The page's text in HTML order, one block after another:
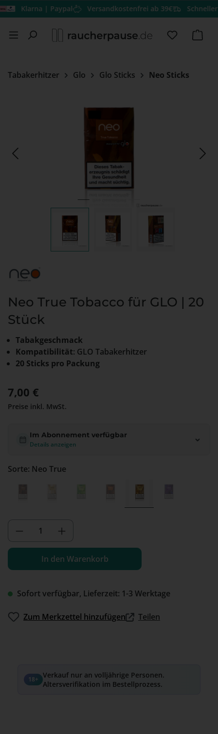
Zum Hauptinhalt springen
Klarna | Paypal Versandkostenfrei ab 39€ Schneller
Du hast
Tabakerhitzer Glo Glo Sticks Neo Sticks
Neo True Tobacco für GLO | 20
Stück
Tabakgeschmack
Kompatibilität: GLO Tabakerhitzer
20 Sticks pro Packung
Regulärer Preis:
7,00 €
Preise inkl. MwSt.
Im Abonnement verfügbar
Details anzeigen
Sofort verfügbar, Lieferzeit: 1-3 Werktage
Sorte: Neo True
Neo RichNeo True
Produkt Anzahl: Gib den
In den Warenkorb
Zum Merkzettel hinzufügen Teilen
18+ Verkauf nur an volljährige Personen.
Altersverifikation im Bestellprozess.